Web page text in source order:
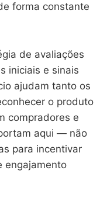
forma constante
de avaliações
iniciais e sinais
ajudam tanto os
o produto
compradores e
aqui — não
para incentivar
engajamento